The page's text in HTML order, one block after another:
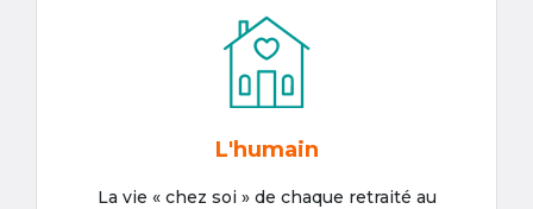
L'humain
La vie « chez soi » de chaque retraité au